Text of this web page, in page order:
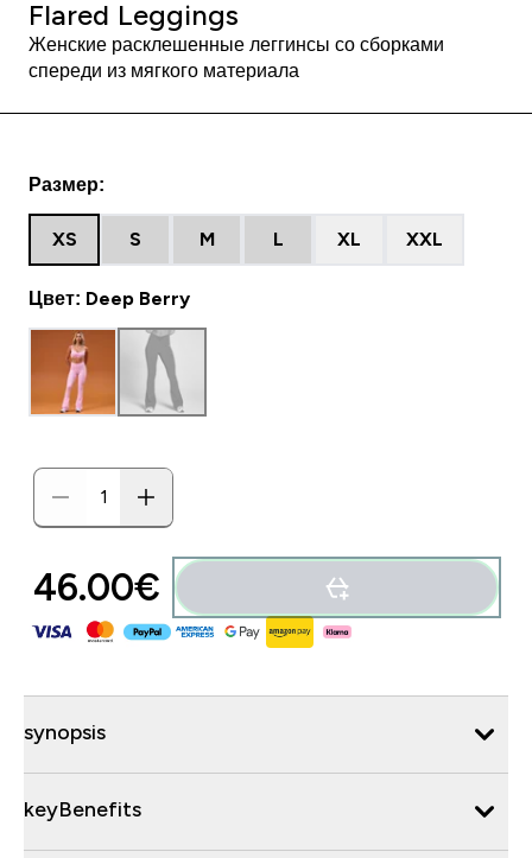
Flared Leggings
Женские расклешенные леггинсы со сборками
спереди из мягкого материала
Размер:
XS S M L XL XXL
Цвет: Deep Berry
46.00€‎
synopsis
keyBenefits